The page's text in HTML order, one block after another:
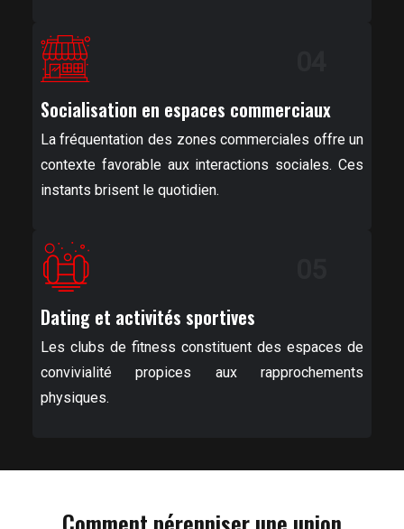
Socialisation en espaces commerciaux
La fréquentation des zones commerciales offre un
contexte favorable aux interactions sociales. Ces
instants brisent le quotidien.
Dating et activités sportives
Les clubs de fitness constituent des espaces de
convivialité propices aux rapprochements
physiques.